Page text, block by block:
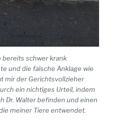
bereits schwer krank
und die falsche Anklage wie
mir der Gerichtsvollzieher
ein nichtiges Urteil, indem
Dr. Walter befinden und einen
meiner Tiere entwendet.